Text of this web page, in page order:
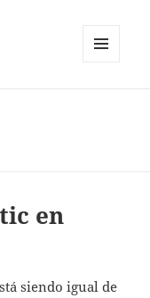
en
siendo igual de